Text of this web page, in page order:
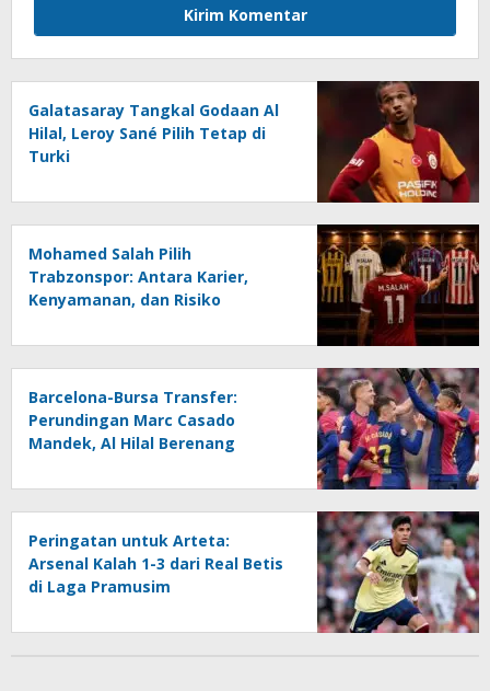
Galatasaray Tangkal Godaan Al
Hilal, Leroy Sané Pilih Tetap di
Turki
Mohamed Salah Pilih
Trabzonspor: Antara Karier,
Kenyamanan, dan Risiko
Barcelona-Bursa Transfer:
Perundingan Marc Casado
Mandek, Al Hilal Berenang
Peringatan untuk Arteta:
Arsenal Kalah 1-3 dari Real Betis
di Laga Pramusim